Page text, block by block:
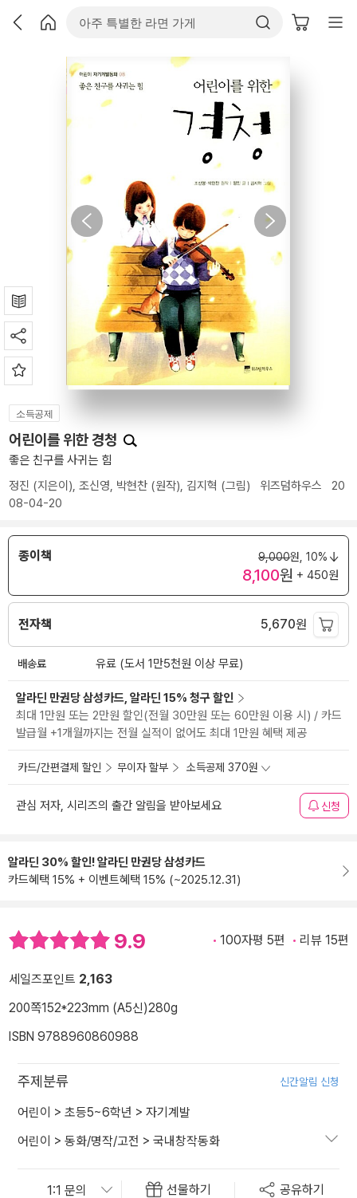
소득공제
어린이를 위한 경청
좋은 친구를 사귀는 힘
정진 (지은이), 조신영, 박현찬 (원작), 김지혁 (그림) 위즈덤하우스 20
08-04-20
종이책 9,000원, 10%
8,100원 + 450원
전자책 5,670원
배송료 유료 (도서 1만5천원 이상 무료)
알라딘 만권당 삼성카드, 알라딘 15% 청구 할인
최대 1만원 또는 2만원 할인(전월 30만원 또는 60만원 이용 시) / 카드
발급월 +1개월까지는 전월 실적이 없어도 최대 1만원 혜택 제공
카드/간편결제 할인 무이자 할부 소득공제 370원
관심 저자, 시리즈의 출간 알림을 받아보세요 신청
알라딘 30% 할인! 알라딘 만권당 삼성카드
카드혜택 15% + 이벤트혜택 15% (~2025.12.31)
9.9 100자평 5편 리뷰 15편
세일즈포인트 2,163
200쪽152*223mm (A5신)280g
ISBN 9788960860988
주제분류 신간알림 신청
어린이 > 초등5~6학년 > 자기계발
어린이 > 동화/명작/고전 > 국내창작동화
선물하기 공유하기